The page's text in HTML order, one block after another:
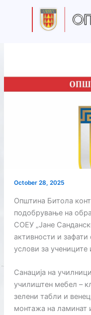
October 28, 2025
Општина Битола
подобрување на
СОЕУ „Јане
активности и
услови за учениците
Санација на
училиштен мебел –
зелени табли и
монтажа на ламинат